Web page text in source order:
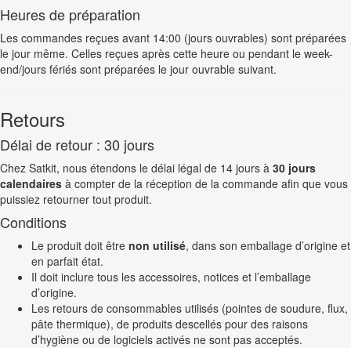
Heures de préparation
Les commandes reçues avant 14:00 (jours ouvrables) sont préparées
le jour même. Celles reçues après cette heure ou pendant le week-
end/jours fériés sont préparées le jour ouvrable suivant.
Retours
Délai de retour : 30 jours
Chez Satkit, nous étendons le délai légal de 14 jours à 30 jours
calendaires à compter de la réception de la commande afin que vous
puissiez retourner tout produit.
Conditions
Le produit doit être non utilisé, dans son emballage d’origine et
en parfait état.
Il doit inclure tous les accessoires, notices et l’emballage
d’origine.
Les retours de consommables utilisés (pointes de soudure, flux,
pâte thermique), de produits descellés pour des raisons
d’hygiène ou de logiciels activés ne sont pas acceptés.